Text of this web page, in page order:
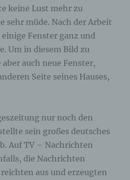
keine Lust mehr zu
sehr müde. Nach der Arbeit
Fenster ganz und
Um in diesem Bild zu
auch neue Fenster,
Seite seines Hauses,
nur noch den
sein großes deutsches
Auf TV – Nachrichten
die Nachrichten
aus und erzeugten
Daten
Verantwortlichen
Person Inhalte oder
die aufgrund der Natur der
Benutzern angeboten
Personen steht die
der Registrierung
Daten
oder vollständig aus dem
die Verarbeitung
Verantwortliche erteilt
jederzeit auf Anfrage
personenbezogenen
Person gespeichert sind.
löscht der für die
personenbezogene